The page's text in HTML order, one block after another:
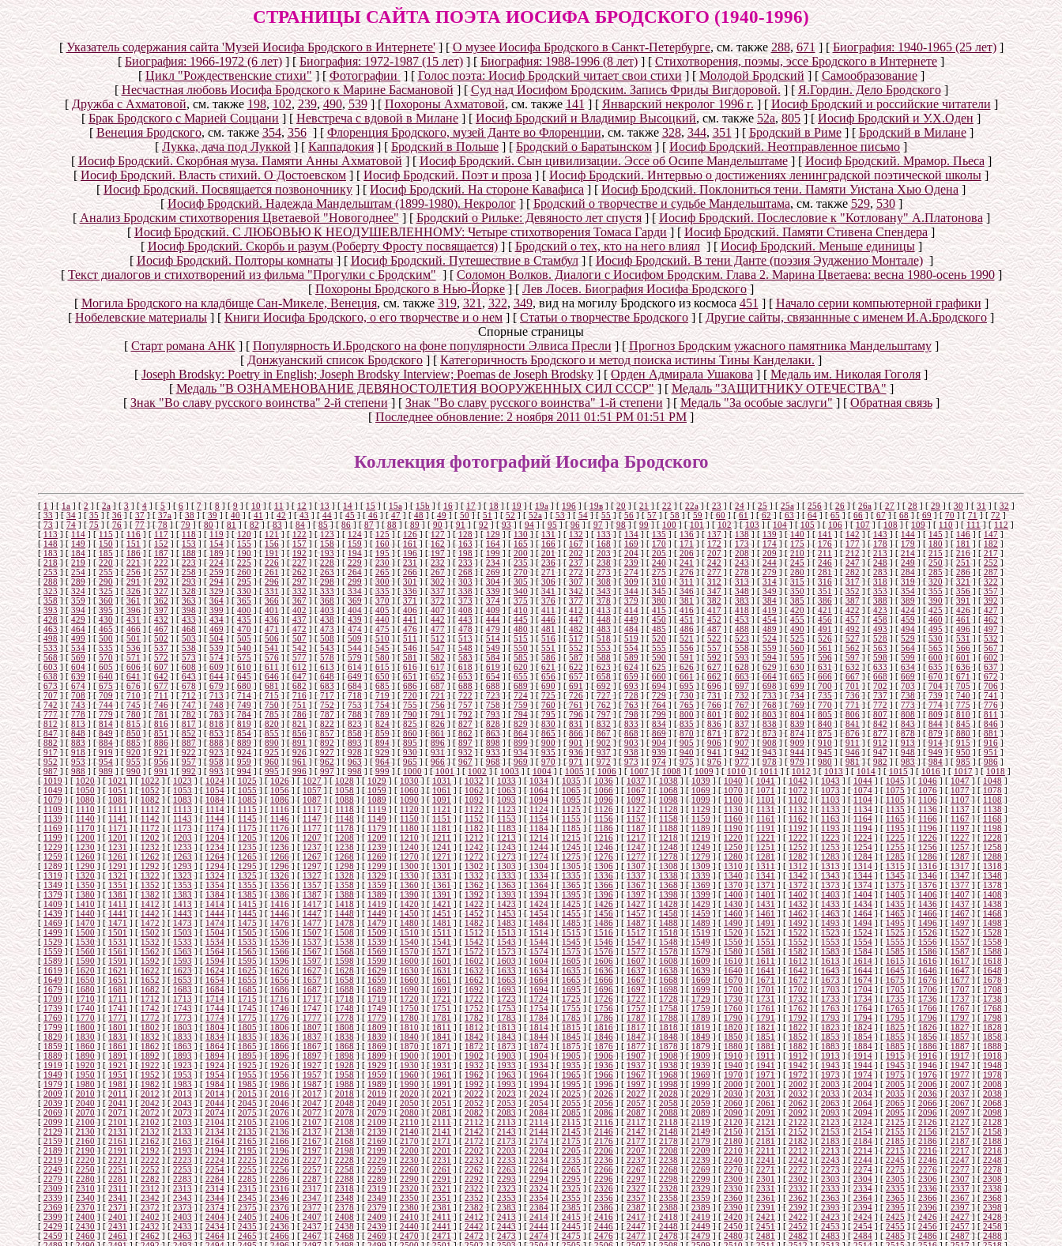
СТРАНИЦЫ САЙТА ПОЭТА ИОСИФА БРОДСКОГО (1940-1996)
[Указатель содержания сайта 'Музей Иосифа Бродского в Интернете'] [О музее Иосифа Бродского в Санкт-Петербурге, см. также288,671] [Биография: 1940-1965 (25 лет)]
[Биография: 1966-1972 (6 лет)] [Биография: 1972-1987 (15 лет)] [Биография: 1988-1996 (8 лет)] [Стихотворения, поэмы, эссе Бродского в Интернете]
[Цикл "Рождественские стихи" ] [Фотографии] [Голос поэта: Иосиф Бродский читает свои стихи] [Молодой Бродский] [ Самообразование]
[Несчастная любовь Иосифа Бродского к Марине Басмановой] [Суд над Иосифом Бродским. Запись Фриды Вигдоровой. ] [Я.Гордин. Дело Бродского]
[ Дружба с Ахматовой, см. также 198,102,239,490,539] [Похороны Ахматовой, см. также141] [ Январский некролог 1996 г.] [Иосиф Бродский и российские читатели]
[ Брак Бродского с Марией Соццани] [Невстреча с вдовой в Милане] [Иосиф Бродский и Владимир Высоцкий, см. также52а,805] [Иосиф Бродский и У.Х.Оден ]
[Венеция Бродского, см. также354, 356] [Флоренция Бродского, музей Данте во Флоренции, см. также328,344,351] [Бродский в Риме] [Бродский в Милане]
[Лукка, дача под Луккой] [Каппадокия] [Бродский в Польше] [Бродский о Баратынском] [Иосиф Бродский. Неотправленное письмо]
[Иосиф Бродский. Скорбная муза. Памяти Анны Ахматовой] [Иосиф Бродский. Сын цивилизации. Эссе об Осипе Мандельштаме] [Иосиф Бродский. Мрамор. Пьеса]
[Иосиф Бродский. Власть стихий. О Достоевском] [Иосиф Бродский. Поэт и проза] [Иосиф Бродский. Интервью о достижениях ленинградской поэтической школы]
[Иосиф Бродский. Посвящается позвоночнику ] [Иосиф Бродский. На стороне Кавафиса ] [Иосиф Бродский. Поклониться тени. Памяти Уистана Хью Одена ]
[Иосиф Бродский. Надежда Мандельштам (1899-1980). Некролог] [Бродский о творчестве и судьбе Мандельштама, см. также529,530]
[ Анализ Бродским стихотворения Цветаевой "Новогоднее"] [Бродский о Рильке: Девяносто лет спустя] [Иосиф Бродский. Послесловие к "Котловану" А.Платонова]
[ Иосиф Бродский. С ЛЮБОВЬЮ К НЕОДУШЕВЛЕННОМУ: Четыре стихотворения Томаса Гарди] [Иосиф Бродский. Памяти Стивена Спендера]
[Иосиф Бродский. Скорбь и разум (Роберту Фросту посвящается)] [Бродский о тех, кто на него влиял] [Иосиф Бродский. Меньше единицы]
[Иосиф Бродский. Полторы комнаты] [Иосиф Бродский. Путешествие в Стамбул] [ Иосиф Бродский. В тени Данте (поэзия Эудженио Монтале)]
[Текст диалогов и стихотворений из фильма "Прогулки с Бродским"] [ Соломон Волков. Диалоги с Иосифом Бродским. Глава 2. Марина Цветаева: весна 1980-осень 1990]
[Похороны Бродского в Нью-Йорке] [ Лев Лосев. Биография Иосифа Бродского]
[Могила Бродского на кладбище Сан-Микеле, Венеция, см. также319,321, 322, 349, вид на могилу Бродского из космоса451] [Начало серии компьютерной графики ]
[Нобелевские материалы] [Книги Иосифа Бродского, о его творчестве и о нем] [Статьи о творчестве Бродского] [Другие сайты, связаннные с именем И.А.Бродского]
Спорные страницы
[ Старт романа АНК] [Популярность И.Бродского на фоне популярности Элвиса Пресли] [Прогноз Бродским ужасного памятника Мандельштаму]
[Донжуанский список Бродского] [Категоричность Бродского и метод поиска истины Тины Канделаки.]
[Joseph Brodsky: Poetry in English; Joseph Brodsky Interview; Poemas de Joseph Brodsky] [ Орден Адмирала Ушакова] [ Медаль им. Николая Гоголя]
[Медаль "В ОЗНАМЕНОВАНИЕ ДЕВЯНОСТОЛЕТИЯ ВООРУЖЕННЫХ СИЛ СССР"] [Медаль "ЗАЩИТНИКУ ОТЕЧЕСТВА"]
[ Знак "Во славу русского воинства" 2-й степени] [ Знак "Во славу русского воинства" 1-й степени] [Медаль "За особые заслуги"] [Обратная связь]
[Последнее обновление:2 ноября 2011 01:51 PM 01:51 PM]
Коллекция фотографий Иосифа Бродского
[ 1] [1а] [2 ] [ 2а] [3 ] [4 ] [5] [6] [7] [ 8] [9] [10] [ 11] [12 ] [13 ] [14] [15] [15a] [15b ] [16] [17] [ 18] [19] [19а ] [19б] [19в ] [20 ] [21] [22] [22a] [23 ] [24 ] [25] [25а] [ 25б] [26 ] [26a] [27] [28 ] [29] [30 ] [31] [32]
[ 33] [34] [35 ] [ 36] [ 37 ] [ 37а] [38] [39 ] [ 40] [ 41 ] [ 42] [43 ] [44 ] [45] [ 46 ] [ 47] [48 ] [49] [50 ] [ 51 ] [52 ] [52а ] [53] [54 ] [ 55 ] [56 ] [57] [58] [ 59 ] [60 ] [ 61 ] [62] [ 63] [ 64] [65 ] [66 ] [ 67] [ 68 ] [69] [70 ] [ 71] [ 72]
[ 73] [ 74] [75] [ 76] [77] [78 ] [ 79 ] [ 80] [ 81 ] [ 82] [83 ] [ 84 ] [85] [ 86] [ 87] [88 ] [89 ] [90] [91 ] [92 ] [93] [ 94 ] [ 95 ] [96 ] [97 ] [98] [ 99 ] [ 100 ] [101 ] [ 102] [103 ] [ 104] [105 ] [ 106 ] [ 107] [108 ] [109] [ 110 ] [111] [ 112 ]
[113] [ 114 ] [115] [116] [ 117] [118] [ 119] [120] [ 121] [122 ] [123] [124] [125 ] [126] [127 ] [128] [ 129 ] [130] [131] [ 132] [133] [ 134] [135] [ 136] [137 ] [138] [139] [140 ] [141] [142 ] [143] [ 144 ] [145] [146] [ 147]
[ 148 ] [ 149 ] [ 150] [151 ] [152 ] [ 153 ] [154] [ 155] [ 156 ] [157 ] [ 158] [ 159] [ 160] [161 ] [162] [ 163 ] [ 164 ] [ 165] [166 ] [167 ] [ 168 ] [169] [ 170] [ 171 ] [172 ] [ 173] [ 174] [ 175] [176] [177] [ 178 ] [ 179 ] [ 180] [181 ] [182 ]
[183 ] [184 ] [ 185 ] [ 186] [ 187] [ 188 ] [ 189 ] [ 190] [ 191] [ 192] [193 ] [194 ] [ 195 ] [ 196 ] [197 ] [198 ] [199 ] [ 200 ] [201] [ 202] [ 203 ] [204 ] [ 205] [206] [ 207] [208 ] [209 ] [ 210 ] [ 211 ] [212 ] [213 ] [214 ] [ 215 ] [216] [ 217]
[ 218] [ 219 ] [220 ] [221] [ 222] [223] [ 224] [225 ] [ 226 ] [227 ] [228] [229] [230 ] [231 ] [232 ] [ 233] [ 234] [235 ] [236] [ 237] [238] [ 239] [240 ] [ 241 ] [242 ] [243] [244] [245 ] [246] [247 ] [ 248] [ 249 ] [250 ] [251] [ 252]
[ 253] [ 254 ] [255] [ 256 ] [ 257] [258 ] [259] [260 ] [ 261 ] [262 ] [263 ] [264 ] [ 265 ] [266] [ 267] [ 268] [ 269 ] [270] [ 271 ] [ 272] [273 ] [274] [275 ] [ 276] [277 ] [278 ] [279 ] [ 280 ] [281] [ 282] [ 283] [ 284 ] [285] [ 286 ] [ 287]
[288 ] [ 289] [290 ] [ 291] [292 ] [ 293] [294 ] [ 295] [296] [297 ] [298] [ 299 ] [300] [ 301 ] [302] [303 ] [ 304] [305 ] [ 306] [307 ] [ 308] [309 ] [ 310] [311] [312 ] [313] [ 314 ] [315] [ 316 ] [317] [318 ] [ 319] [320 ] [ 321] [322 ]
[323] [ 324 ] [325 ] [326 ] [327] [328] [ 329 ] [330 ] [ 331] [332 ] [ 333] [ 334] [335] [ 336 ] [ 337 ] [338] [ 339 ] [340 ] [341 ] [342 ] [343] [ 344] [345 ] [ 346] [347 ] [ 348] [ 349] [350] [ 351 ] [ 352 ] [353] [ 354 ] [355 ] [356 ] [357]
[ 358] [ 359] [ 360] [361 ] [ 362] [ 363 ] [364] [365] [366 ] [367 ] [ 368 ] [369] [ 370 ] [371 ] [372] [ 373] [ 374] [ 375] [376 ] [ 377] [ 378 ] [379] [380] [381 ] [382 ] [ 383 ] [384] [ 385 ] [386 ] [387] [ 388] [ 389] [ 390] [391 ] [ 392]
[393 ] [394] [ 395 ] [396] [ 397 ] [398 ] [399 ] [ 400] [401] [ 402] [403 ] [ 404] [ 405 ] [ 406] [407 ] [408 ] [409] [ 410 ] [411] [ 412 ] [413 ] [414 ] [ 415] [416] [ 417] [418 ] [ 419] [ 420 ] [ 421] [422 ] [423 ] [424] [ 425 ] [426] [ 427 ]
[428] [ 429] [430] [ 431] [ 432] [433] [ 434 ] [435] [436] [437 ] [438] [439 ] [440 ] [ 441 ] [442 ] [443] [ 444] [445] [ 446] [ 447] [448] [ 449 ] [450] [451] [452 ] [453] [454 ] [455 ] [ 456] [457 ] [458] [ 459] [460] [ 461] [ 462]
[ 463] [ 464 ] [465] [466 ] [ 467] [468] [469] [470 ] [ 471 ] [472 ] [ 473 ] [474 ] [475] [476] [ 477] [ 478] [ 479 ] [480] [481 ] [ 482] [483] [484] [485 ] [ 486 ] [487 ] [ 488 ] [489 ] [490] [491] [ 492] [ 493] [ 494 ] [495] [496 ] [ 497]
[498] [ 499 ] [ 500 ] [501 ] [502] [503] [504 ] [ 505] [ 506] [ 507 ] [ 508 ] [509 ] [510] [ 511] [512] [513] [ 514] [ 515 ] [516] [517] [518] [519 ] [ 520] [ 521 ] [ 522 ] [ 523 ] [524 ] [525] [ 526] [527] [528] [ 529 ] [ 530 ] [531 ] [532]
[ 533 ] [ 534] [535 ] [536 ] [537] [ 538] [539 ] [ 540 ] [541 ] [542 ] [ 543] [ 544] [545] [ 546 ] [ 547 ] [ 548 ] [ 549] [550 ] [551 ] [552 ] [ 553] [554 ] [ 555 ] [556 ] [557 ] [ 558] [ 559] [560] [ 561 ] [ 562 ] [ 563 ] [ 564] [565 ] [566 ] [567]
[568] [569 ] [ 570] [571] [ 572] [573 ] [574] [575 ] [ 576 ] [577 ] [578 ] [579 ] [ 580 ] [581] [ 582] [583] [584 ] [ 585] [586] [ 587] [588 ] [589] [590 ] [ 591 ] [592 ] [593 ] [594 ] [ 595 ] [596] [ 597] [598] [599 ] [ 600] [601] [ 602]
[603 ] [ 604] [ 605 ] [606] [ 607 ] [608 ] [ 609] [ 610 ] [611] [612 ] [613 ] [ 614] [ 615 ] [616] [ 617 ] [618 ] [ 619] [ 620 ] [621] [ 622 ] [623 ] [ 624] [ 625 ] [626] [627 ] [628] [ 629] [ 630 ] [631] [ 632 ] [633 ] [ 634] [ 635 ] [636] [ 637 ]
[638] [639] [640 ] [641] [ 642] [ 643 ] [644] [645] [646] [ 647] [648] [649 ] [650 ] [651 ] [652 ] [653] [654] [655] [656] [ 657] [ 658 ] [659] [660] [661] [ 662] [663] [664 ] [665 ] [666 ] [667 ] [668] [669] [670 ] [671] [ 672]
[ 673] [674 ] [675] [676] [ 677 ] [678] [679] [680 ] [ 681 ] [682] [683] [ 684 ] [685 ] [686] [ 687] [ 688] [688 ] [689] [690] [ 691 ] [692] [693] [694 ] [ 695] [696] [697] [ 698 ] [699 ] [700] [ 701] [ 702] [703 ] [704] [705] [ 706 ]
[ 707 ] [ 708 ] [ 709 ] [ 710 ] [711] [712 ] [713 ] [714] [ 715 ] [ 716 ] [717 ] [718 ] [ 719] [ 720] [721] [ 722 ] [ 723 ] [ 724 ] [ 725 ] [726] [727] [728 ] [729] [ 730] [ 731 ] [732 ] [733 ] [ 734] [ 735] [736] [ 737 ] [ 738 ] [ 739 ] [ 740 ] [741]
[ 742 ] [ 743] [744 ] [ 745] [746] [ 747 ] [748 ] [ 749 ] [750 ] [751 ] [752] [ 753 ] [ 754] [ 755 ] [ 756] [ 757 ] [ 758] [759 ] [ 760] [761 ] [ 762 ] [763 ] [ 764] [765 ] [766 ] [767] [ 768 ] [ 769] [ 770 ] [ 771] [ 772 ] [ 773] [774 ] [ 775] [776]
[777] [778 ] [ 779] [780] [ 781] [782] [ 783] [784] [ 785] [786 ] [787 ] [788] [789 ] [790] [791 ] [792] [793 ] [ 794] [795] [ 796] [797] [ 798] [799] [ 800] [801 ] [802 ] [803] [804 ] [805] [806] [807] [808 ] [ 809] [810] [ 811]
[812 ] [ 813] [ 814 ] [815 ] [ 816 ] [817 ] [ 818] [ 819 ] [820] [821 ] [ 822 ] [ 823] [ 824 ] [825] [ 826 ] [827 ] [ 828] [ 829 ] [830] [ 831 ] [832 ] [ 833] [ 834 ] [835] [836 ] [ 837] [ 838] [ 839 ] [840] [ 841 ] [842 ] [ 843] [ 844 ] [845 ] [ 846 ]
[ 847] [848] [849] [850] [ 851 ] [ 852 ] [853] [854] [855 ] [856] [857] [858 ] [ 859 ] [860 ] [861] [ 862] [863] [864] [865] [ 866] [ 867 ] [868] [869] [870 ] [871 ] [872] [873 ] [ 874 ] [875 ] [876] [ 877] [878] [879] [880] [ 881 ]
[ 882] [ 883 ] [884] [885] [ 886] [887] [888] [889 ] [ 890 ] [891 ] [892] [893] [894 ] [895] [ 896] [ 897] [ 898 ] [899] [900] [ 901] [902] [903] [904 ] [ 905] [906 ] [907] [908] [909 ] [910] [ 911 ] [ 912] [ 913 ] [914] [915] [ 916]
[ 917] [ 918 ] [ 919] [ 920 ] [ 921 ] [922 ] [923] [924 ] [ 925 ] [926 ] [927 ] [928 ] [ 929 ] [930] [ 931] [ 932] [ 933 ] [ 934] [ 935 ] [ 936 ] [937 ] [938] [939 ] [ 940 ] [941 ] [942 ] [943 ] [ 944 ] [945] [ 946] [ 947] [ 948 ] [ 949] [ 950 ] [ 951 ]
[ 952 ] [ 953] [954] [ 955] [956 ] [ 957] [958 ] [ 959 ] [960 ] [961 ] [962] [ 963 ] [964] [ 965 ] [ 966] [ 967] [ 968] [969] [ 970] [971 ] [ 972] [973 ] [ 974] [975 ] [976 ] [977] [ 978 ] [979] [ 980 ] [ 981] [ 982 ] [ 983] [984] [ 985] [986 ]
[987] [988 ] [989] [990] [991 ] [992] [ 993] [994] [ 995] [996 ] [997] [998] [999 ] [1000] [1001] [1002 ] [ 1003] [1004] [ 1005] [1006 ] [ 1007] [1008 ] [1009] [1010 ] [1011] [1012] [1013] [ 1014] [1015] [ 1016] [ 1017 ] [1018]
[ 1019] [1020 ] [ 1021 ] [1022] [1023] [ 1024] [ 1025] [1026] [1027 ] [ 1028 ] [ 1029] [ 1030] [ 1031 ] [ 1032 ] [ 1033 ] [1034] [ 1035 ] [ 1036] [ 1037] [1038 ] [ 1039 ] [ 1040] [ 1041] [ 1042 ] [ 1043 ] [ 1044 ] [ 1045 ] [ 1046 ] [ 1047 ] [ 1048]
[1049 ] [ 1050 ] [ 1051 ] [1052] [ 1053] [ 1054 ] [ 1055] [1056 ] [1057] [ 1058 ] [1059 ] [1060 ] [ 1061 ] [ 1062] [1063] [ 1064 ] [ 1065 ] [ 1066] [1067 ] [1068 ] [ 1069 ] [1070] [1071 ] [ 1072 ] [ 1073] [1074] [ 1075 ] [ 1076 ] [ 1077] [ 1078 ]
[ 1079] [ 1080 ] [1081] [1082 ] [1083 ] [ 1084] [1085] [1086] [1087 ] [1088] [ 1089 ] [ 1090] [ 1091 ] [1092 ] [1093 ] [ 1094 ] [1095] [1096] [1097] [1098] [1099] [ 1100] [1101] [ 1102] [1103 ] [1104] [ 1105 ] [1106] [ 1107] [ 1108 ]
[ 1109] [ 1110] [1111 ] [1112 ] [1113 ] [ 1114] [1115] [ 1116] [1117 ] [1118] [ 1119] [1120] [1121] [1122 ] [1123 ] [1124] [ 1125] [1126] [ 1127] [ 1128 ] [ 1129] [ 1130 ] [1131] [1132] [1133 ] [ 1134] [1135] [ 1136] [1137] [ 1138]
[1139 ] [1140] [ 1141 ] [1142] [1143] [1144 ] [1145] [1146] [ 1147] [1148 ] [ 1149] [1150 ] [1151] [ 1152 ] [1153] [ 1154] [1155 ] [1156] [1157] [ 1158] [1159] [ 1160] [ 1161 ] [1162] [ 1163 ] [1164] [ 1165] [1166 ] [ 1167] [1168 ]
[1169 ] [ 1170] [1171] [1172] [1173 ] [ 1174] [1175] [ 1176] [1177 ] [1178] [ 1179 ] [1180] [1181] [ 1182 ] [ 1183] [ 1184] [ 1185] [1186] [1187] [1188 ] [1189] [ 1190 ] [1191 ] [1192] [ 1193 ] [ 1194] [ 1195] [ 1196 ] [1197 ] [1198 ]
[ 1199 ] [1200 ] [ 1201 ] [1202 ] [1203] [1204] [1205] [ 1206] [1207] [ 1208] [ 1209] [ 1210] [ 1211 ] [ 1212 ] [ 1213 ] [1214] [1215 ] [1216] [ 1217] [1218] [ 1219] [ 1220 ] [1221 ] [ 1222 ] [1223 ] [ 1224] [1225 ] [1226] [1227 ] [ 1228]
[1229 ] [ 1230 ] [ 1231 ] [1232] [ 1233] [1234 ] [ 1235] [1236 ] [ 1237] [ 1238 ] [1239 ] [1240 ] [ 1241 ] [ 1242] [1243] [ 1244 ] [1245 ] [1246] [1247 ] [1248] [ 1249 ] [1250] [1251 ] [ 1252 ] [ 1253] [1254] [ 1255 ] [1256 ] [1257] [ 1258 ]
[1259] [1260 ] [1261 ] [1262] [1263] [1264] [1265] [1266] [1267] [1268] [ 1269 ] [1270] [ 1271 ] [1272 ] [1273] [1274] [ 1275] [ 1276] [1277] [ 1278] [1279] [ 1280] [1281] [ 1282] [1283 ] [1284] [1285 ] [ 1286] [ 1287] [ 1288]
[ 1289] [ 1290] [1291 ] [ 1292 ] [1293 ] [ 1294] [1295 ] [ 1296] [1297 ] [1298] [ 1299] [ 1300] [ 1301] [1302 ] [ 1303 ] [1304 ] [ 1305] [1306 ] [ 1307] [1308 ] [ 1309] [ 1310 ] [1311] [ 1312] [1313 ] [ 1314] [1315 ] [ 1316] [1317 ] [ 1318]
[1319] [1320] [ 1321 ] [1322 ] [ 1323] [ 1324 ] [1325] [1326 ] [1327 ] [ 1328] [ 1329] [1330] [1331] [ 1332 ] [ 1333] [ 1334] [1335 ] [1336] [1337 ] [1338 ] [ 1339] [ 1340] [1341] [1342 ] [1343 ] [ 1344] [ 1345] [1346] [1347 ] [1348 ]
[ 1349 ] [ 1350] [ 1351] [ 1352 ] [1353 ] [1354 ] [1355 ] [1356] [1357] [1358 ] [ 1359 ] [ 1360] [1361] [ 1362 ] [ 1363 ] [ 1364] [1365 ] [1366 ] [1367] [1368] [1369] [ 1370] [ 1371 ] [1372] [ 1373 ] [ 1374 ] [ 1375] [1376 ] [ 1377 ] [1378 ]
[ 1379] [ 1380 ] [1381 ] [1382] [1383 ] [ 1384] [1385] [1386] [1387 ] [ 1388] [ 1389] [ 1390] [ 1391 ] [1392] [1393 ] [1394 ] [ 1395] [1396] [ 1397] [1398 ] [ 1399] [ 1400] [ 1401] [ 1402 ] [1403 ] [1404 ] [1405 ] [ 1406] [1407] [ 1408]
[1409] [ 1410] [ 1411 ] [1412] [1413 ] [1414] [ 1415] [1416] [1417] [ 1418 ] [ 1419 ] [1420] [ 1421 ] [ 1422 ] [1423] [ 1424 ] [1425 ] [1426] [1427] [1428] [ 1429 ] [ 1430] [1431] [ 1432 ] [ 1433 ] [1434] [ 1435 ] [1436 ] [1437] [ 1438 ]
[1439 ] [1440 ] [1441 ] [1442] [ 1443] [1444] [1445] [ 1446] [1447] [1448] [1449 ] [1450 ] [1451 ] [1452 ] [1453] [ 1454] [ 1455] [ 1456] [ 1457 ] [1458] [1459] [1460 ] [1461 ] [1462] [1463] [1464] [1465] [ 1466] [ 1467] [ 1468]
[ 1469] [ 1470] [1471] [1472 ] [1473 ] [ 1474] [1475] [ 1476] [1477 ] [1478] [1479] [1480 ] [ 1481 ] [1482] [1483] [1484 ] [ 1485] [1486] [ 1487] [1488 ] [1489] [ 1490 ] [1491] [ 1492] [ 1493] [1494] [1495 ] [ 1496] [1497] [ 1498]
[ 1499] [1500] [1501 ] [1502 ] [ 1503] [ 1504] [ 1505] [1506 ] [1507 ] [ 1508 ] [ 1509] [1510] [1511] [1512 ] [1513 ] [ 1514] [ 1515] [1516] [1517 ] [ 1518 ] [ 1519 ] [ 1520] [1521] [1522 ] [1523 ] [ 1524] [ 1525] [1526] [1527] [1528 ]
[ 1529 ] [1530] [ 1531 ] [1532 ] [1533 ] [1534 ] [ 1535 ] [1536] [ 1537] [1538 ] [ 1539] [ 1540 ] [1541] [ 1542 ] [1543 ] [ 1544] [1545 ] [ 1546] [1547] [ 1548] [1549 ] [ 1550] [ 1551 ] [ 1552] [ 1553 ] [1554 ] [ 1555] [1556 ] [ 1557] [1558 ]
[1559] [ 1560 ] [1561 ] [1562] [1563] [ 1564] [1565] [1566] [1567 ] [ 1568] [ 1569] [1570] [ 1571 ] [1572] [1573] [1574 ] [ 1575] [1576] [1577] [1578 ] [ 1579] [ 1580] [1581] [ 1582 ] [1583 ] [1584] [1585 ] [ 1586] [1587] [ 1588]
[1589] [ 1590 ] [ 1591 ] [1592] [1593 ] [1594] [ 1595] [ 1596] [1597] [ 1598 ] [ 1599 ] [1600] [ 1601 ] [ 1602 ] [ 1603] [ 1604 ] [1605 ] [1606] [ 1607] [1608] [ 1609 ] [ 1610 ] [1611] [ 1612 ] [ 1613 ] [ 1614] [ 1615 ] [ 1616 ] [1617 ] [ 1618 ]
[ 1619 ] [1620 ] [1621 ] [1622 ] [1623] [1624] [1625] [ 1626] [1627] [ 1628] [1629 ] [ 1630 ] [ 1631 ] [ 1632 ] [1633 ] [1634] [ 1635] [ 1636] [ 1637] [1638] [1639] [1640 ] [ 1641 ] [ 1642 ] [ 1643] [1644 ] [1645 ] [ 1646 ] [ 1647] [ 1648]
[ 1649] [ 1650 ] [1651] [1652 ] [1653 ] [ 1654] [1655] [1656] [1657 ] [1658] [ 1659] [1660] [ 1661 ] [1662 ] [1663] [1664 ] [1665] [1666] [1667] [1668 ] [1669] [ 1670] [1671] [ 1672] [1673 ] [1674] [1675 ] [1676] [1677] [ 1678]
[ 1679] [ 1680 ] [1681 ] [1682 ] [1683 ] [ 1684] [1685 ] [1686] [1687 ] [ 1688] [ 1689] [1690] [1691 ] [1692 ] [1693 ] [1694] [ 1695] [1696] [1697] [ 1698 ] [ 1699] [ 1700] [1701] [1702 ] [1703 ] [1704] [ 1705] [1706] [1707] [ 1708]
[ 1709] [1710] [ 1711 ] [1712 ] [1713 ] [1714 ] [1715 ] [1716] [ 1717] [1718 ] [ 1719] [ 1720] [1721] [ 1722 ] [1723 ] [1724] [1725 ] [1726] [1727] [ 1728] [1729] [ 1730] [ 1731 ] [1732] [ 1733 ] [1734 ] [1735] [1736 ] [ 1737] [1738]
[1739] [1740] [1741] [1742] [1743] [ 1744] [1745] [1746] [ 1747 ] [1748] [ 1749] [1750 ] [1751 ] [ 1752] [1753] [1754] [ 1755] [1756] [1757] [1758 ] [1759] [ 1760] [1761 ] [1762] [ 1763 ] [1764] [1765] [ 1766 ] [1767] [1768]
[ 1769] [1770 ] [ 1771 ] [1772] [1773] [ 1774] [ 1775] [1776] [1777 ] [ 1778 ] [ 1779] [ 1780] [ 1781 ] [ 1782 ] [ 1783 ] [1784] [ 1785 ] [ 1786] [ 1787] [1788 ] [ 1789 ] [ 1790] [ 1791] [ 1792 ] [ 1793 ] [ 1794 ] [ 1795 ] [ 1796 ] [ 1797 ] [ 1798]
[1799 ] [ 1800 ] [ 1801 ] [1802] [ 1803] [ 1804 ] [ 1805] [1806 ] [1807] [ 1808 ] [1809 ] [1810 ] [ 1811 ] [ 1812] [1813] [ 1814 ] [ 1815 ] [ 1816] [1817 ] [1818 ] [ 1819 ] [1820] [1821 ] [ 1822 ] [ 1823] [1824] [ 1825 ] [ 1826 ] [ 1827] [ 1828 ]
[ 1829] [ 1830 ] [1831] [1832 ] [1833 ] [ 1834] [1835] [1836] [1837 ] [1838] [ 1839 ] [ 1840] [ 1841 ] [1842 ] [1843 ] [ 1844 ] [1845] [1846] [1847] [1848] [1849] [ 1850] [1851] [ 1852] [1853 ] [1854] [ 1855 ] [1856] [ 1857] [ 1858 ]
[ 1859] [ 1860] [1861 ] [1862 ] [1863 ] [ 1864] [1865] [ 1866] [1867 ] [1868] [ 1869] [1870] [1871] [1872 ] [1873 ] [1874] [ 1875] [1876] [ 1877] [ 1878 ] [ 1879] [ 1880 ] [1881] [1882] [1883 ] [ 1884] [1885] [ 1886] [1887] [ 1888]
[1889 ] [1890] [ 1891 ] [1892] [1893] [1894 ] [1895] [1896] [ 1897] [1898 ] [ 1899] [1900 ] [1901] [ 1902 ] [1903] [ 1904] [1905 ] [1906] [1907] [ 1908] [1909] [ 1910] [ 1911 ] [1912] [ 1913 ] [1914] [ 1915] [1916 ] [ 1917] [1918 ]
[1919 ] [ 1920] [1921] [1922] [1923 ] [ 1924] [1925] [ 1926] [1927 ] [1928] [ 1929 ] [1930] [1931] [ 1932 ] [ 1933] [ 1934] [ 1935] [1936] [1937] [1938 ] [1939] [ 1940 ] [1941 ] [1942] [ 1943 ] [ 1944] [ 1945] [ 1946 ] [1947 ] [1948 ]
[ 1949 ] [1950 ] [ 1951 ] [1952 ] [1953] [1954] [1955] [ 1956] [1957] [ 1958] [ 1959] [ 1960] [ 1961 ] [ 1962 ] [ 1963 ] [1964] [1965 ] [1966] [ 1967] [1968] [ 1969] [ 1970 ] [1971 ] [ 1972 ] [1973 ] [ 1974] [1975 ] [1976] [1977 ] [ 1978]
[1979 ] [ 1980 ] [ 1981 ] [1982] [ 1983] [1984 ] [ 1985] [1986 ] [ 1987] [ 1988 ] [1989 ] [1990 ] [ 1991 ] [ 1992] [1993] [ 1994 ] [1995 ] [1996] [1997 ] [1998] [ 1999 ] [2000] [2001 ] [ 2002 ] [ 2003] [2004] [ 2005 ] [2006 ] [2007] [2008 ]
[2009] [2010 ] [2011 ] [2012] [2013] [2014] [2015] [2016] [2017] [2018] [ 2019 ] [2020] [2021 ] [2022 ] [2023] [2024] [2025] [2026] [2027] [2028] [2029] [ 2030] [2031] [ 2032] [2033 ] [2034] [2035 ] [ 2036] [ 2037] [2038]
[ 2039] [ 2040] [2041 ] [ 2042 ] [2043 ] [ 2044] [2045 ] [2046] [2047 ] [2048] [ 2049] [ 2050] [ 2051] [2052 ] [ 2053 ] [2054 ] [ 2055] [2056 ] [ 2057] [2058 ] [2059] [ 2060 ] [2061] [ 2062] [2063 ] [ 2064] [2065 ] [ 2066] [2067 ] [ 2068]
[2069] [2070] [ 2071 ] [2072 ] [ 2073] [ 2074 ] [2075] [2076 ] [2077 ] [2078] [ 2079] [2080] [2081] [ 2082 ] [2083] [ 2084] [2085 ] [2086] [2087 ] [2088 ] [ 2089] [ 2090] [2091] [2092 ] [2093 ] [ 2094] [ 2095] [2096] [2097 ] [2098 ]
[ 2099 ] [ 2100] [ 2101] [ 2102 ] [2103 ] [2104 ] [2105 ] [2106] [2107] [2108 ] [ 2109 ] [ 2110] [2111] [ 2112 ] [ 2113 ] [2114] [2115 ] [2116 ] [2117] [2118] [2119] [ 2120] [ 2121 ] [2122] [ 2123 ] [ 2124 ] [ 2125] [2126 ] [2127 ] [2128 ]
[2129] [ 2130 ] [2131 ] [2132] [2133 ] [ 2134] [2135] [2136] [2137 ] [ 2138] [2139] [ 2140] [ 2141 ] [2142] [2143 ] [2144 ] [ 2145] [2146] [2147] [2148 ] [ 2149] [ 2150] [ 2151] [ 2152 ] [2153 ] [2154 ] [2155 ] [ 2156] [2157] [ 2158]
[2159] [ 2160] [2161 ] [2162] [2163 ] [2164] [ 2165] [2166] [2167] [ 2168 ] [ 2169 ] [2170] [ 2171 ] [ 2172 ] [2173] [2174 ] [2175 ] [2176] [2177] [2178] [ 2179 ] [ 2180] [2181] [ 2182 ] [ 2183 ] [2184] [ 2185 ] [2186 ] [2187] [2188 ]
[2189 ] [2190 ] [2191 ] [2192] [2193] [2194] [2195] [ 2196] [2197] [2198] [2199 ] [2200 ] [2201 ] [2202 ] [2203] [ 2204] [2205] [2206] [ 2207 ] [2208] [2209] [2210 ] [2211 ] [2212] [2213] [2214] [2215] [ 2216] [ 2217] [ 2218]
[ 2219] [ 2220] [2221] [2222 ] [2223 ] [ 2224] [2225] [2226] [2227 ] [2228] [2229] [2230 ] [ 2231 ] [2232] [2233] [2234 ] [ 2235] [2236] [ 2237] [2238 ] [2239] [2240 ] [2241] [ 2242] [2243] [2244] [2245 ] [ 2246] [2247] [ 2248]
[ 2249] [2250] [2251 ] [2252 ] [ 2253] [ 2254] [ 2255] [2256 ] [2257 ] [2258 ] [ 2259] [2260] [2261] [2262 ] [2263 ] [ 2264] [ 2265] [2266] [2267 ] [2268 ] [ 2269 ] [ 2270] [2271] [2272 ] [2273 ] [2274] [ 2275] [2276] [2277] [2278 ]
[ 2279 ] [2280] [ 2281 ] [2282 ] [2283 ] [2284 ] [ 2285 ] [2286] [ 2287] [2288 ] [ 2289] [ 2290 ] [2291] [ 2292 ] [2293 ] [2294] [2295 ] [ 2296] [2297] [ 2298] [2299 ] [ 2300] [ 2301 ] [2302] [ 2303 ] [2304 ] [ 2305] [2306 ] [ 2307] [2308 ]
[2309] [2310 ] [2311 ] [2312] [2313] [ 2314] [2315] [2316] [2317 ] [ 2318] [2319] [2320] [ 2321 ] [2322] [2323] [2324 ] [ 2325] [2326] [2327] [2328 ] [ 2329] [ 2330] [2331] [ 2332 ] [2333 ] [2334] [2335 ] [ 2336] [2337] [2338]
[2339] [ 2340 ] [2341 ] [2342] [2343 ] [2344] [ 2345] [ 2346] [2347] [ 2348 ] [ 2349 ] [2350] [ 2351 ] [ 2352 ] [2353] [2354 ] [2355 ] [2356] [ 2357] [2358] [ 2359 ] [ 2360 ] [2361] [ 2362 ] [ 2363 ] [ 2364] [ 2365 ] [2366 ] [2367 ] [ 2368 ]
[ 2369 ] [2370 ] [2371 ] [2372 ] [2373] [2374] [2375] [ 2376] [2377] [ 2378] [2379 ] [ 2380 ] [2381 ] [2382 ] [2383 ] [2384] [2385] [2386] [ 2387] [2388] [2389] [2390 ] [ 2391 ] [ 2392 ] [ 2393] [2394 ] [2395 ] [ 2396 ] [ 2397] [ 2398]
[ 2399] [ 2400 ] [2401] [2402 ] [2403 ] [ 2404] [2405] [2406] [2407 ] [2408] [ 2409] [2410] [ 2411 ] [2412 ] [2413] [2414 ] [2415] [2416] [2417] [2418 ] [2419] [ 2420] [2421] [ 2422] [2423 ] [2424] [2425 ] [2426] [2427] [2428]
[ 2429] [ 2430 ] [2431 ] [2432 ] [2433 ] [ 2434] [2435 ] [2436] [2437 ] [ 2438] [ 2439] [2440] [2441 ] [2442 ] [2443 ] [2444] [ 2445] [2446] [2447] [2448 ] [ 2449] [ 2450] [2451] [2452 ] [2453 ] [2454] [2455] [2456] [2457] [2458]
[ 2459] [2460] [ 2461 ] [2462 ] [2463 ] [2464 ] [2465 ] [2466] [2467] [2468 ] [ 2469] [ 2470] [2471] [ 2472 ] [2473 ] [2474] [2475 ] [2476] [2477] [ 2478] [2479] [ 2480] [ 2481 ] [2482] [ 2483 ] [2484 ] [2485] [2486 ] [2487] [2488]